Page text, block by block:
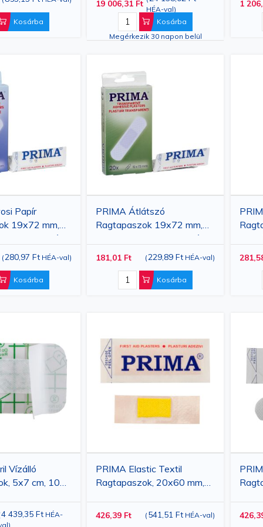
Kosárba
19 006,31 Ft HÉA-val)
Kosárba
Megérkezik 30 napon belül
1
Papír
19x72 mm,
Kiszerelés
(280,97 Ft HÉA-val)
Kosárba
PRIMA Átlátszó
Ragtapaszok 19x72 mm,
20 db, kompakt kiszerelés
181,01 Ft (229,89 Ft HÉA-val)
Kosárba
Vízálló
5x7 cm, 100
4 439,35 Ft HÉA-
)
PRIMA Elastic Textil
Ragtapaszok, 20x60 mm,
426,39 Ft ( 541,51 Ft HÉA-val)
100